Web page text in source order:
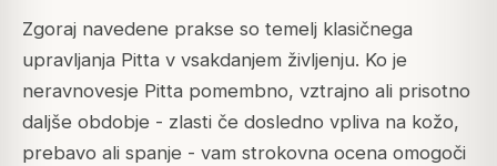
Zgoraj navedene prakse so temelj klasičnega
upravljanja Pitta v vsakdanjem življenju. Ko je
neravnovesje Pitta pomembno, vztrajno ali prisotno
daljše obdobje - zlasti če dosledno vpliva na kožo,
prebavo ali spanje - vam strokovna ocena omogoči